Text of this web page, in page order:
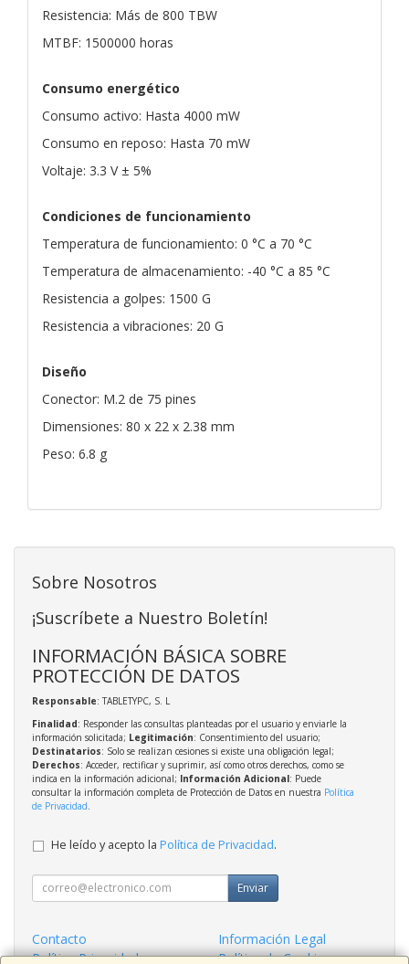
Resistencia: Más de 800 TBW
MTBF: 1500000 horas
Consumo energético
Consumo activo: Hasta 4000 mW
Consumo en reposo: Hasta 70 mW
Voltaje: 3.3 V ± 5%
Condiciones de funcionamiento
Temperatura de funcionamiento: 0 °C a 70 °C
Temperatura de almacenamiento: -40 °C a 85 °C
Resistencia a golpes: 1500 G
Resistencia a vibraciones: 20 G
Diseño
Conector: M.2 de 75 pines
Dimensiones: 80 x 22 x 2.38 mm
Peso: 6.8 g
Sobre Nosotros
¡Suscríbete a Nuestro Boletín!
INFORMACIÓN BÁSICA SOBRE
PROTECCIÓN DE DATOS
Responsable: TABLETYPC, S. L
Finalidad: Responder las consultas planteadas por el usuario y enviarle la
información solicitada; Legitimación: Consentimiento del usuario;
Destinatarios: Solo se realizan cesiones si existe una obligación legal;
Derechos: Acceder, rectificar y suprimir, así como otros derechos, como se
indica en la información adicional; Información Adicional: Puede
consultar la información completa de Protección de Datos en nuestra Política
de Privacidad
He leído y acepto la Política de Privacidad.
Enviar
Contacto
Información Legal
Política Privacidad
Política de Cookies